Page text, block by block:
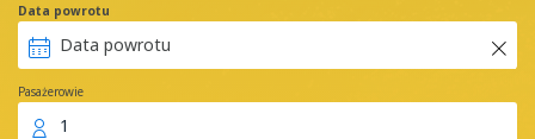
Data powrotu
Pasażerowie
1